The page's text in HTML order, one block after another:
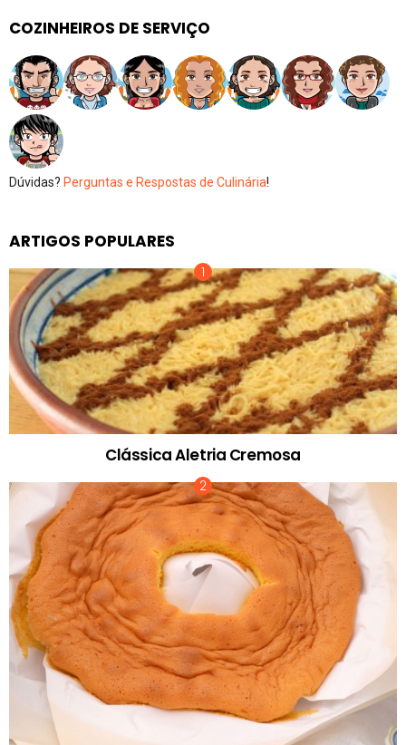
COZINHEIROS DE SERVIÇO
Dúvidas? Perguntas e Respostas de Culinária!
ARTIGOS POPULARES
Clássica Aletria Cremosa